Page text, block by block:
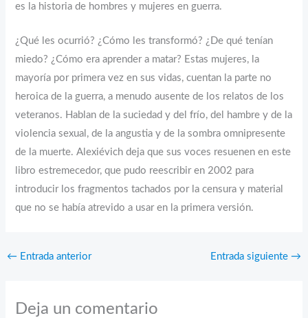
es la historia de hombres y mujeres en guerra.
¿Qué les ocurrió? ¿Cómo les transformó? ¿De qué tenían
miedo? ¿Cómo era aprender a matar? Estas mujeres, la
mayoría por primera vez en sus vidas, cuentan la parte no
heroica de la guerra, a menudo ausente de los relatos de los
veteranos. Hablan de la suciedad y del frío, del hambre y de la
violencia sexual, de la angustia y de la sombra omnipresente
de la muerte. Alexiévich deja que sus voces resuenen en este
libro estremecedor, que pudo reescribir en 2002 para
introducir los fragmentos tachados por la censura y material
que no se había atrevido a usar en la primera versión.
← Entrada anterior Entrada siguiente →
Deja un comentario